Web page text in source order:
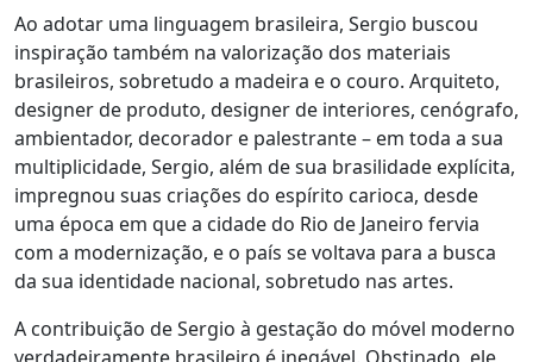
Ao adotar uma linguagem brasileira, Sergio buscou
inspiração também na valorização dos materiais
brasileiros, sobretudo a madeira e o couro. Arquiteto,
designer de produto, designer de interiores, cenógrafo,
ambientador, decorador e palestrante – em toda a sua
multiplicidade, Sergio, além de sua brasilidade explícita,
impregnou suas criações do espírito carioca, desde
uma época em que a cidade do Rio de Janeiro fervia
com a modernização, e o país se voltava para a busca
da sua identidade nacional, sobretudo nas artes.
A contribuição de Sergio à gestação do móvel moderno